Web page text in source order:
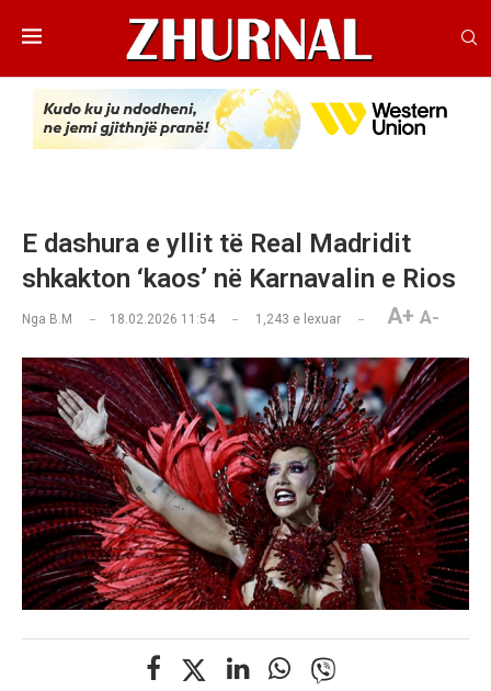
E dashura e yllit të Real Madridit
shkakton ‘kaos’ në Karnavalin e Rios
Nga B.M 18.02.2026 11:54 1,243 e lexuar A+ A-